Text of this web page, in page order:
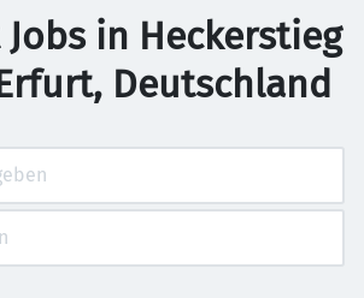
in Heckerstieg
Deutschland